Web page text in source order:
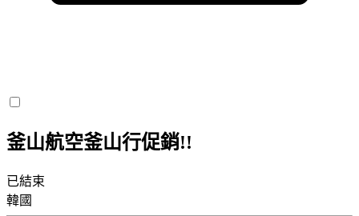
釜山航空釜山行促銷!!
已結束
韓國